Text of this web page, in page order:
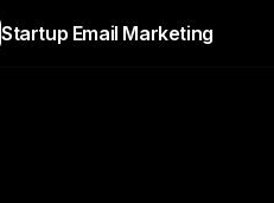
Startup Email Marketing